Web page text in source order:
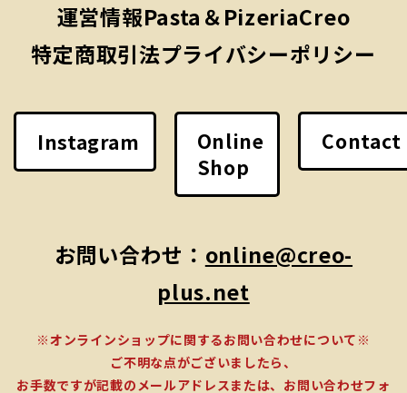
運営情報Pasta＆PizeriaCreo
特定商取引法プライバシーポリシー
Instagram
Online
Shop
Contact
お問い合わせ： online@creo-
plus.net
※オンラインショップに関するお問い合わせについて※
ご不明な点がございましたら、
お手数ですが記載のメールアドレスまたは、お問い合わせフォ